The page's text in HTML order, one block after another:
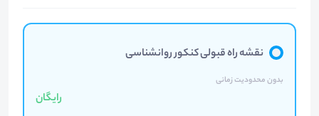
نقشه راه قبولی کنکور روانشناسی
بدون محدودیت زمانی
رایگان